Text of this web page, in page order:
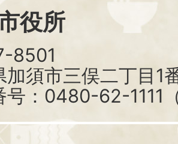
役所
8501
加須市三俣二丁目1
号：0480-62-1111